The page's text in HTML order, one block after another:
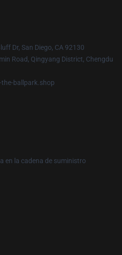
Dr, San Diego, CA 92130
Road, Qingyang District, Chengdu
ballpark.shop
en la cadena de suministro